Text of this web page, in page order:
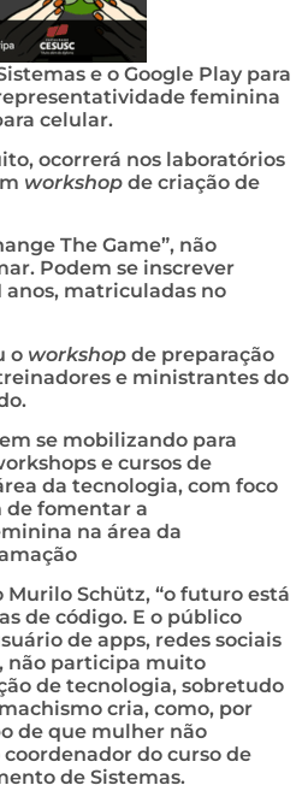
e o Google Play para
feminina
celular.
ocorrerá nos laboratórios
workshop de criação de
The Game”, não
Podem se inscrever
anos, matriculadas no
o workshop de preparação
e ministrantes do
se mobilizando para
e cursos de
da tecnologia, com foco
de fomentar a
na área da
Murilo Schütz, “o futuro está
de código. E o público
de apps, redes sociais
não participa muito
de tecnologia, sobretudo
cria, como, por
de que mulher não
coordenador do curso de
de Sistemas.